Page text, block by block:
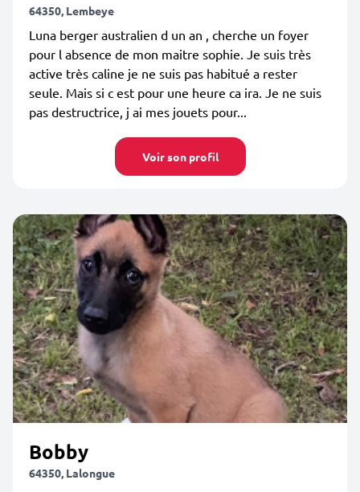
64350, Lembeye
Luna berger australien d un an , cherche un foyer
pour l absence de mon maitre sophie. Je suis très
active très caline je ne suis pas habitué a rester
seule. Mais si c est pour une heure ca ira. Je ne suis
pas destructrice, j ai mes jouets pour...
Voir son profil
Bobby
64350, Lalongue